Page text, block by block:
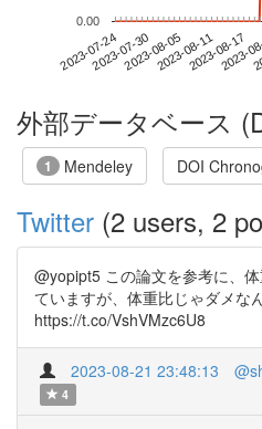
2023-07-242023-07-302023-08-052023-08-112023-08-17
2023-
0.00
外部データベース
1 Mendeley DOI
Twitter (2 users, 2
@yopipt5 この論文を参考に、
ていますが、体重比じゃダメな
https://t.co/VshVMzc6U8
2023-08-21 23:48:13
4